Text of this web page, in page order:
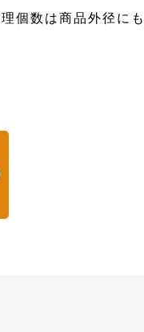
理個数は商品外径に